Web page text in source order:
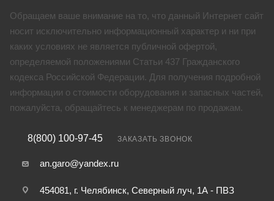
Обращаем ваше внимание на то, что данный Интернет сайт
носит исключительно информационный характер и ни при
каких условиях не является публичной офертой,
определяемой положениями Статьи 437 Гражданского
кодекса Российской Федерации. Для получения подробной
информации о стоимости оборудования и запасных частей,
пожалуйста, обращайтесь к менеджерам по продажам.
8(800) 100-97-45 ЗАКАЗАТЬ ЗВОНОК
an.garo@yandex.ru
454081, г. Челябинск, Северный луч, 1А - ПВЗ